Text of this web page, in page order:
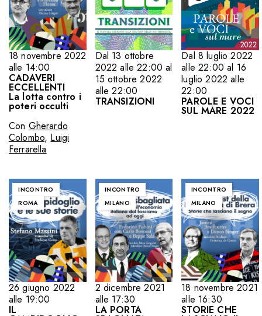
18 novembre 2022
alle 14:00
CADAVERI
ECCELLENTI
La lotta contro i
poteri occulti
Con Gherardo
Colombo, Luigi
Ferrarella
Dal 13 ottobre
2022 alle 22:00 al
15 ottobre 2022
alle 22:00
TRANSIZIONI
Dal 8 luglio 2022
alle 22:00 al 16
luglio 2022 alle
22:00
PAROLE E VOCI
SUL MARE 2022
26 giugno 2022
alle 19:00
IL
INCONTRO
ROMA
2 dicembre 2021
alle 17:30
LA PORTA
INCONTRO
MILANO
18 novembre 2021
alle 16:30
STORIE CHE
INCONTRO
MILANO